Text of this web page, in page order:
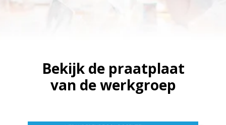
Bekijk de praatplaat
van de werkgroep